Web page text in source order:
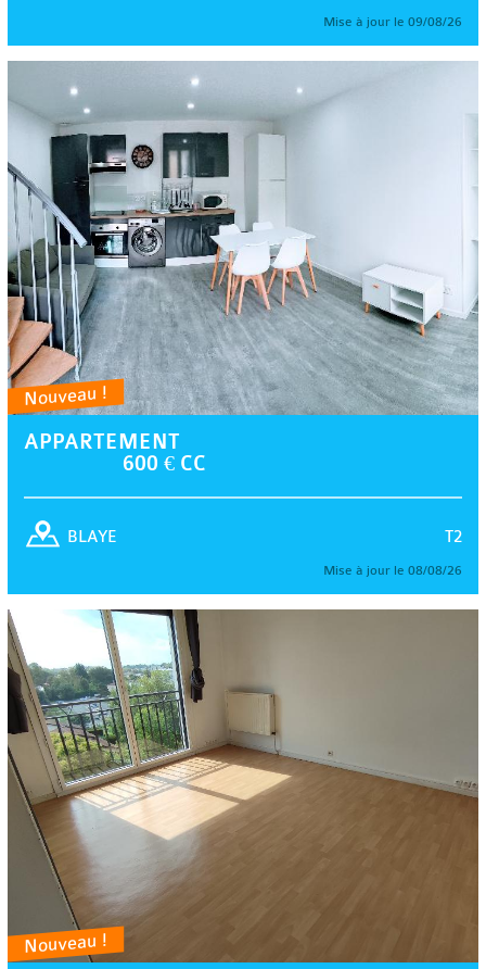
Mise à jour le 09/08/26
Nouveau !
APPARTEMENT
600 € CC
T2
BLAYE
Mise à jour le 08/08/26
Nouveau !